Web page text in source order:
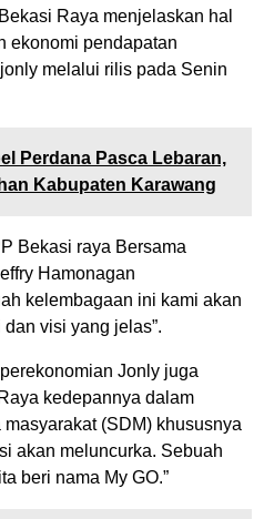
Raya menjelaskan hal
ekonomi pendapatan
melalui rilis pada Senin
Perdana Pasca Lebaran,
Kabupaten Karawang
Bekasi raya Bersama
Hamonagan
kelembagaan ini kami akan
visi yang jelas”.
Jonly juga
kedepannya dalam
(SDM) khususnya
akan meluncurka. Sebuah
beri nama My GO.”